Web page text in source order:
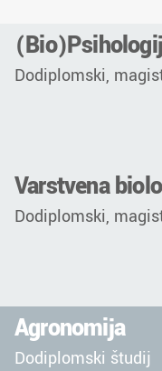
Dodiplomski,
Varstvena
Dodiplomski,
Agronomija
Dodiplomski študij